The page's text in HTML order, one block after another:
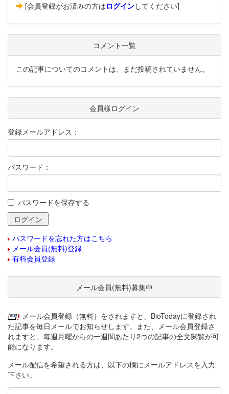
[会員登録がお済みの方はログインしてください]
コメント一覧
この記事についてのコメントは、まだ投稿されていません。
会員様ログイン
登録メールアドレス：
パスワード：
パスワードを保存する
パスワードを忘れた方はこちら
メール会員(無料)登録
有料会員登録
メール会員(無料)募集中
メール会員登録（無料）をされますと、BioTodayに登録され
た記事を毎日メールでお知らせします。また、メール会員登録さ
れますと、毎週月曜からの一週間あたり2つの記事の全文閲覧が可
能になります。
メール配信を希望される方は、以下の欄にメールアドレスを入力
下さい。